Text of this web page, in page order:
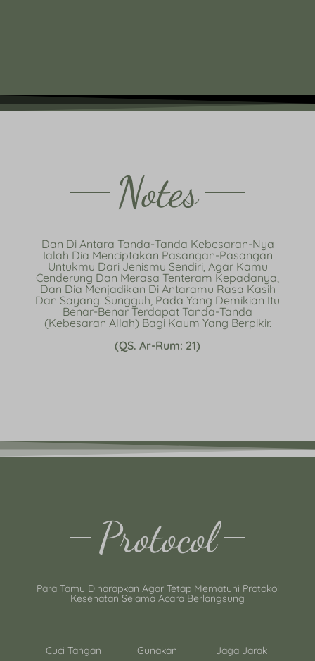
Notes
Dan Di Antara Tanda-Tanda Kebesaran-Nya
Ialah Dia Menciptakan Pasangan-Pasangan
Untukmu Dari Jenismu Sendiri, Agar Kamu
Cenderung Dan Merasa Tenteram Kepadanya,
Dan Dia Menjadikan Di Antaramu Rasa Kasih
Dan Sayang. Sungguh, Pada Yang Demikian Itu
Benar-Benar Terdapat Tanda-Tanda
(kebesaran Allah) Bagi Kaum Yang Berpikir.
(QS. Ar-Rum: 21)
Protocol
Para Tamu Diharapkan Agar Tetap Mematuhi Protokol
Kesehatan Selama Acara Berlangsung
Cuci Tangan
Gunakan
Jaga Jarak